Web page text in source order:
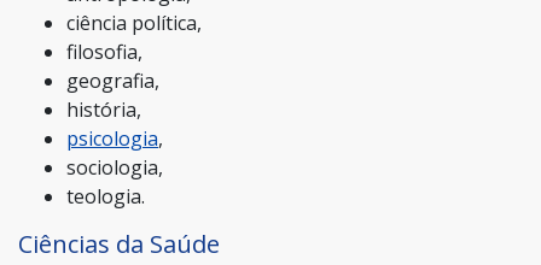
ciência política,
filosofia,
geografia,
história,
psicologia,
sociologia,
teologia.
Ciências da Saúde